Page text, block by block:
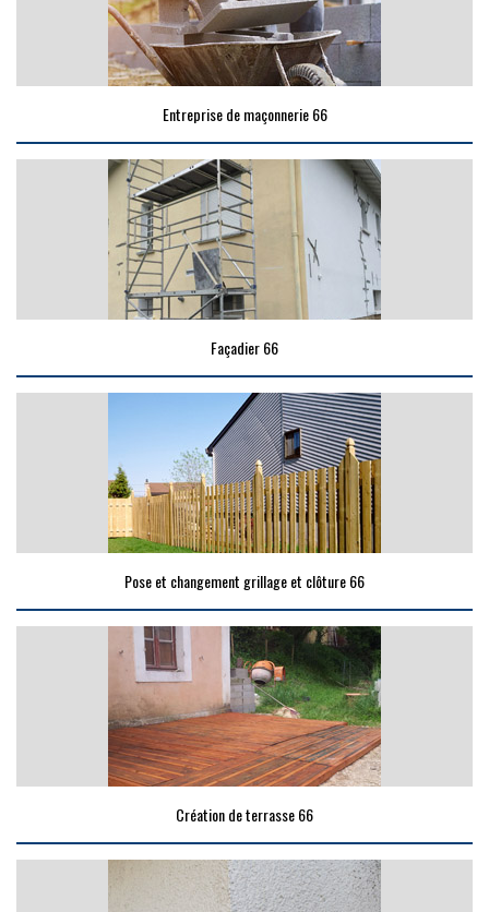
Entreprise de maçonnerie 66
Façadier 66
Pose et changement grillage et clôture 66
Création de terrasse 66